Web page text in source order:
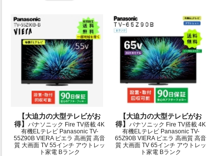
【大迫力の大型テレビがお
得】パナソニック Fire TV搭載 4K
有機ELテレビ Panasonic TV-
55Z90B VIERA ビエラ 高画質 高音
質 大画面 TV 55インチ アウトレッ
ト家電 Bランク
【大迫力の大型テレビがお
得】パナソニック Fire TV搭載 4K
有機ELテレビ Panasonic TV-
65Z90B VIERA ビエラ 高画質 高音
質 大画面 TV 65インチ アウトレッ
ト家電 Bランク